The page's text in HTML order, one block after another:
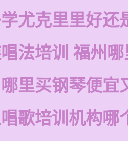
尤克里里好还
唱法培训 福州
里买钢琴便宜
歌培训机构哪